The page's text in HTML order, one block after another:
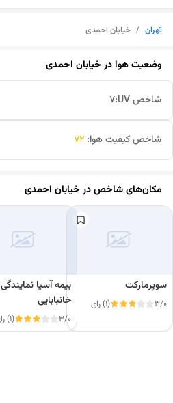
تهران / خیابان احمدی
وضعیت هوا درخیابان احمدی
شاخص UV: 7
شاخص کیفیت هوا: 72
مکان‌های شاخص درخیابان احمدی
سوپرمارکت
3/0 (1) رای
بیمه آسیا نمایندگی
خانبابایی
3/0 (1) رای